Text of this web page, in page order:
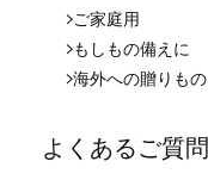
ご家庭用
もしもの備えに
海外への贈りもの
よくあるご質問